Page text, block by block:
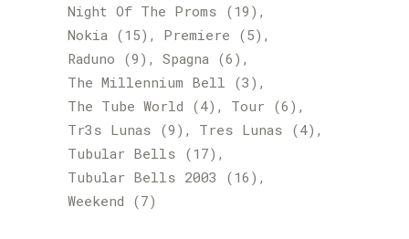
Night Of The Proms (19)
Nokia (15) Premiere (5)
Raduno (9) Spagna (6)
The Millennium Bell
(3)
The Tube World (4) Tour (6)
Tr3s Lunas (9) Tres Lunas (4)
Tubular Bells (17)
Tubular Bells 2003 (16)
Weekend (7)